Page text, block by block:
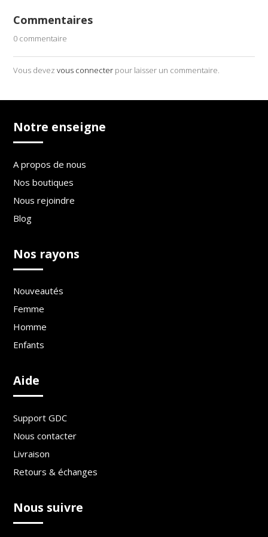
Commentaires
0 commentaire
Vous devezvous connecter pour laisser un commentaire.
Notre enseigne
A propos de nous
Nos boutiques
Nous rejoindre
Blog
Nos rayons
Nouveautés
Femme
Homme
Enfants
Aide
Support GDC
Nous contacter
Livraison
Retours & échanges
Nous suivre